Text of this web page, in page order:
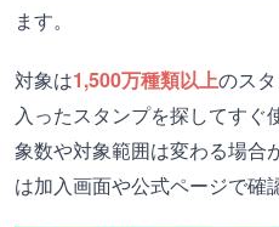
ます。
対象は1,500万種類以上のス
入ったスタンプを探してす
象数や対象範囲は変わる場合
は加入画面や公式ページで確